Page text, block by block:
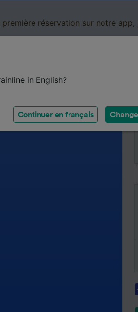
réservation sur notre
in English?
Continuer en français